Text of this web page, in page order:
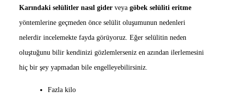
Karındaki selülitler nasıl gider veya göbek selüliti eritme
yöntemlerine geçmeden önce selülit oluşumunun nedenleri
nelerdir incelemekte fayda görüyoruz. Eğer selülitin neden
oluştuğunu bilir kendinizi gözlemlerseniz en azından ilerlemesini
hiç bir şey yapmadan bile engelleyebilirsiniz.
Fazla kilo